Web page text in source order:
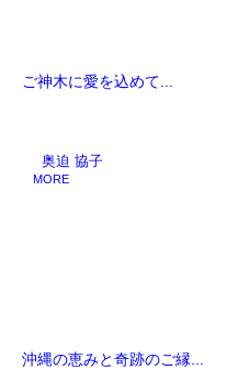
ご神木に愛を込めて...
奥迫 協子
MORE
沖縄の恵みと奇跡のご縁...